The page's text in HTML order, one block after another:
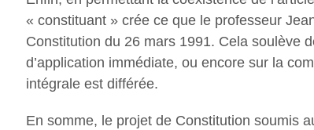
« constituant » crée ce que le professeur
Constitution du 26 mars 1991. Cela soulève
d’application immédiate, ou encore sur la
intégrale est différée.
En somme, le projet de Constitution soumis